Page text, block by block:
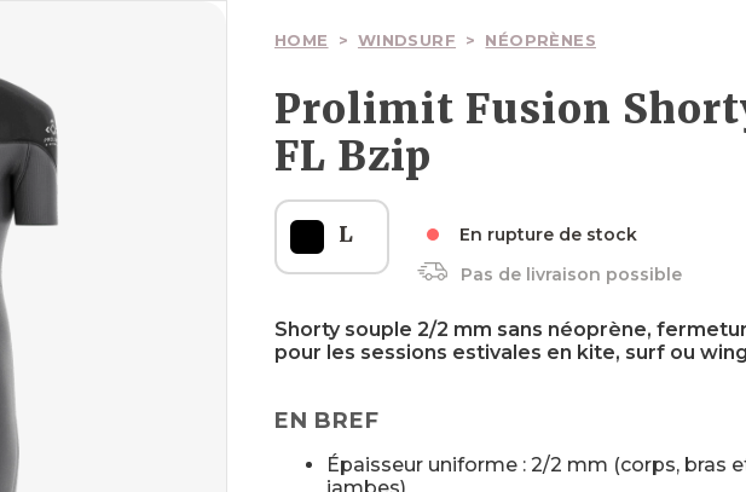
Planches
Planches
Foils
Wakefoils
Néoprènes
Planches
Textiles
HOME > WINDSURF > NÉOPRÈNES
Prolimit Fusion
FL Bzip
L
En rupture de stock
Pas de livraison possible
Shorty souple 2/2 mm sans néoprène,
pour les sessions estivales en kite, surf ou
EN BREF
Épaisseur uniforme : 2/2 mm (corps, bras